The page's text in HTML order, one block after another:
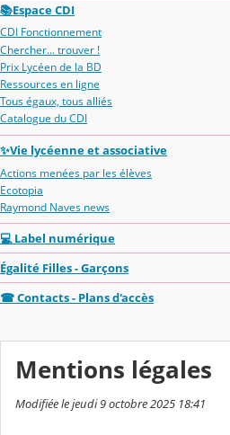
📚Espace CDI
CDI Fonctionnement
Chercher... trouver !
Prix Lycéen de la BD
Ressources en ligne
Tous égaux, tous alliés
Catalogue du CDI
✨Vie lycéenne et associative
Actions menées par les élèves
Ecotopia
Raymond Naves news
💻 Label numérique
Égalité Filles - Garçons
☎ Contacts - Plans d'accès
Mentions légales
Modifiée le jeudi 9 octobre 2025 18:41